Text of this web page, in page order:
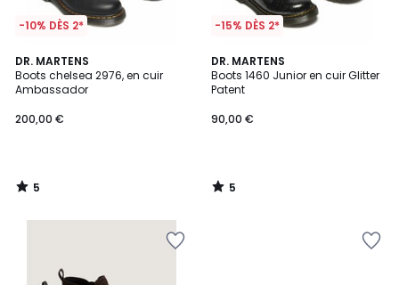
-10% DÈS 2*
DR. MARTENS
Boots chelsea 2976, en cuir
Ambassador
200,00 €
5
/
5
5
/
-15% DÈS 2*
DR. MARTENS
Boots 1460 Junior en cuir Glitter
Patent
90,00 €
5
/
5
5
/